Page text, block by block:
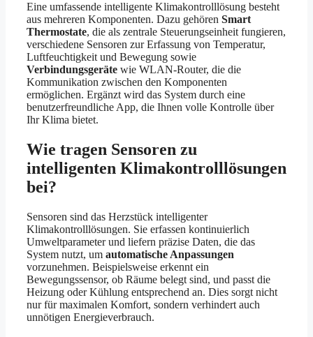
Eine umfassende intelligente Klimakontrolllösung besteht
aus mehreren Komponenten. Dazu gehören Smart
Thermostate, die als zentrale Steuerungseinheit fungieren,
verschiedene Sensoren zur Erfassung von Temperatur,
Luftfeuchtigkeit und Bewegung sowie
Verbindungsgeräte wie WLAN-Router, die die
Kommunikation zwischen den Komponenten
ermöglichen. Ergänzt wird das System durch eine
benutzerfreundliche App, die Ihnen volle Kontrolle über
Ihr Klima bietet.
Wie tragen Sensoren zu
intelligenten Klimakontrolllösungen
bei?
Sensoren sind das Herzstück intelligenter
Klimakontrolllösungen. Sie erfassen kontinuierlich
Umweltparameter und liefern präzise Daten, die das
System nutzt, um automatische Anpassungen
vorzunehmen. Beispielsweise erkennt ein
Bewegungssensor, ob Räume belegt sind, und passt die
Heizung oder Kühlung entsprechend an. Dies sorgt nicht
nur für maximalen Komfort, sondern verhindert auch
unnötigen Energieverbrauch.